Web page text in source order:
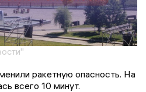
ракетную опасность. На
всего 10 минут.